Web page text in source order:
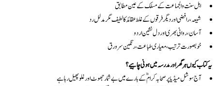
اہل سنت والجماعت کے مسلک کے عین مطابق
شیعہ، رافضی اور دیگر فرقوں کے غلط عقائد کا لطیف مگر مدلل رد
آسان، روانی بھری اور دل نشین اردو
خوبصورت ترتیب، معیاری طباعت، رنگین سرورق
یہ کتاب کیوں ہر گھر اور مدرسہ میں ہونی چاہیے؟
آج سوشل میڈیا پر صحابہ کرامؓ کے بارے میں بے شمار جھوٹ اور غلو پھیل رہا ہے